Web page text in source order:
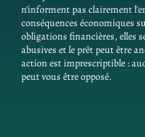
n'informent pas clairement
conséquences économiques
obligations financières, elles
abusives et le prêt peut être
action est imprescriptible :
peut vous être opposé.